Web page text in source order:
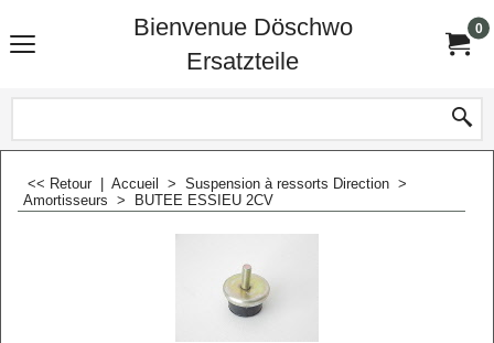
Bienvenue Döschwo
Ersatzteile
0
<< Retour Accueil > Suspension à ressorts Direction >
Amortisseurs > BUTEE ESSIEU 2CV